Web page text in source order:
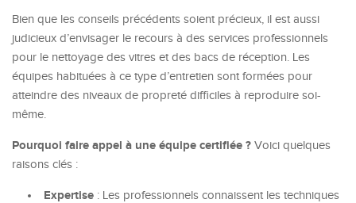
Bien que les conseils précédents soient précieux, il est aussi
judicieux d’envisager le recours à des services professionnels
pour le nettoyage des vitres et des bacs de réception. Les
équipes habituées à ce type d’entretien sont formées pour
atteindre des niveaux de propreté difficiles à reproduire soi-
même.
Pourquoi faire appel à une équipe certifiée ? Voici quelques
raisons clés :
Expertise : Les professionnels connaissent les techniques